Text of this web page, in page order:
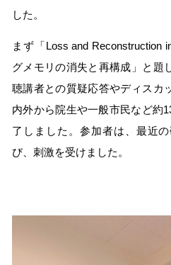
した。
まず「Loss and Reconstruction
グメモリの消失と再構成」と題
聴講者との質疑応答やディスカ
内外から院生や一般市民など約
了しました。参加者は、最近
び、刺激を受けました。